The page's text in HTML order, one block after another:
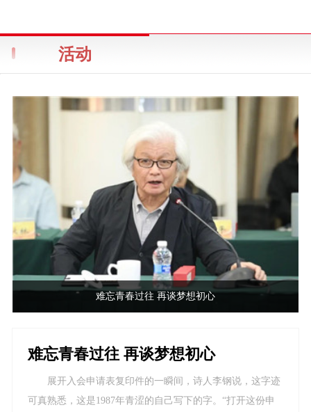
活动
难忘青春过往 再谈梦想初心
难忘青春过往 再谈梦想初心
展开入会申请表复印件的一瞬间，诗人李钢说，这字迹
可真熟悉，这是1987年青涩的自己写下的字。“打开这份申